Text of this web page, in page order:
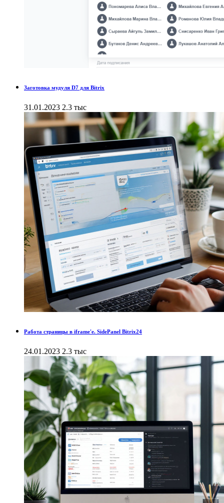
Заготовка мудуля D7 для Bitrix
31.01.2023 2.3 тыс
Работа страницы в iframe'е. SidePanel Bitrix24
24.01.2023 2.3 тыс